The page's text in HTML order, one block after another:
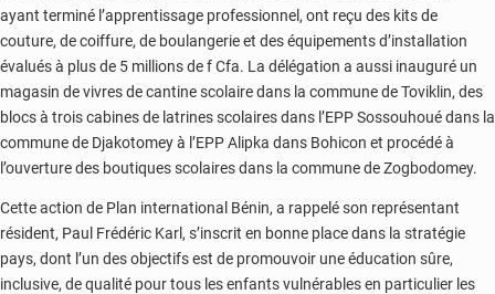
ayant terminé l’apprentissage professionnel, ont reçu des kits de
couture, de coiffure, de boulangerie et des équipements d’installation
évalués à plus de 5 millions de f Cfa. La délégation a aussi inauguré un
magasin de vivres de cantine scolaire dans la commune de Toviklin, des
blocs à trois cabines de latrines scolaires dans l’EPP Sossouhoué dans la
commune de Djakotomey à l’EPP Alipka dans Bohicon et procédé à
l’ouverture des boutiques scolaires dans la commune de Zogbodomey.
Cette action de Plan international Bénin, a rappelé son représentant
résident, Paul Frédéric Karl, s’inscrit en bonne place dans la stratégie
pays, dont l’un des objectifs est de promouvoir une éducation sûre,
inclusive, de qualité pour tous les enfants vulnérables en particulier les